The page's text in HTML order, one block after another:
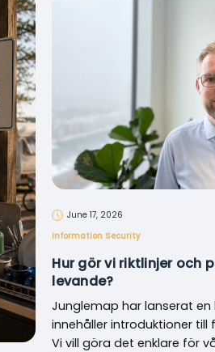
June 17, 2026
Information Security
Hur gör vi riktlinjer och
levande?
Junglemap har lanserat en
innehåller introduktioner till
Vi vill göra det enklare för